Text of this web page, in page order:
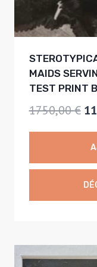
,
0
0
€
.
MAIDS
TEST PRINT
1750,00€ L
e
r
i
x
n
i